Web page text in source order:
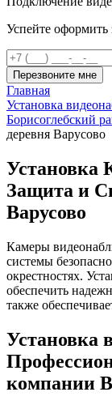
Успейте оформить
Перезвоните мне
Главная
Установка
Борисоглебский
деревня Варусово
Установка
Защита и
Варусово
Камеры
системы
окрестностях.
обеспечить
также
Установка
компании